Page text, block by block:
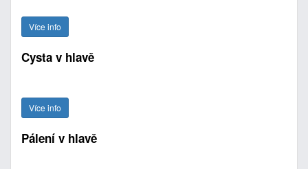
Více info
Cysta v hlavě
Více info
Pálení v hlavě